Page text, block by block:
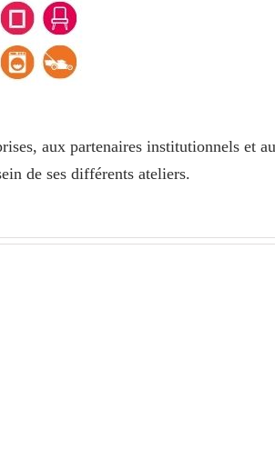
aux partenaires institutionnels et
de ses différents ateliers.